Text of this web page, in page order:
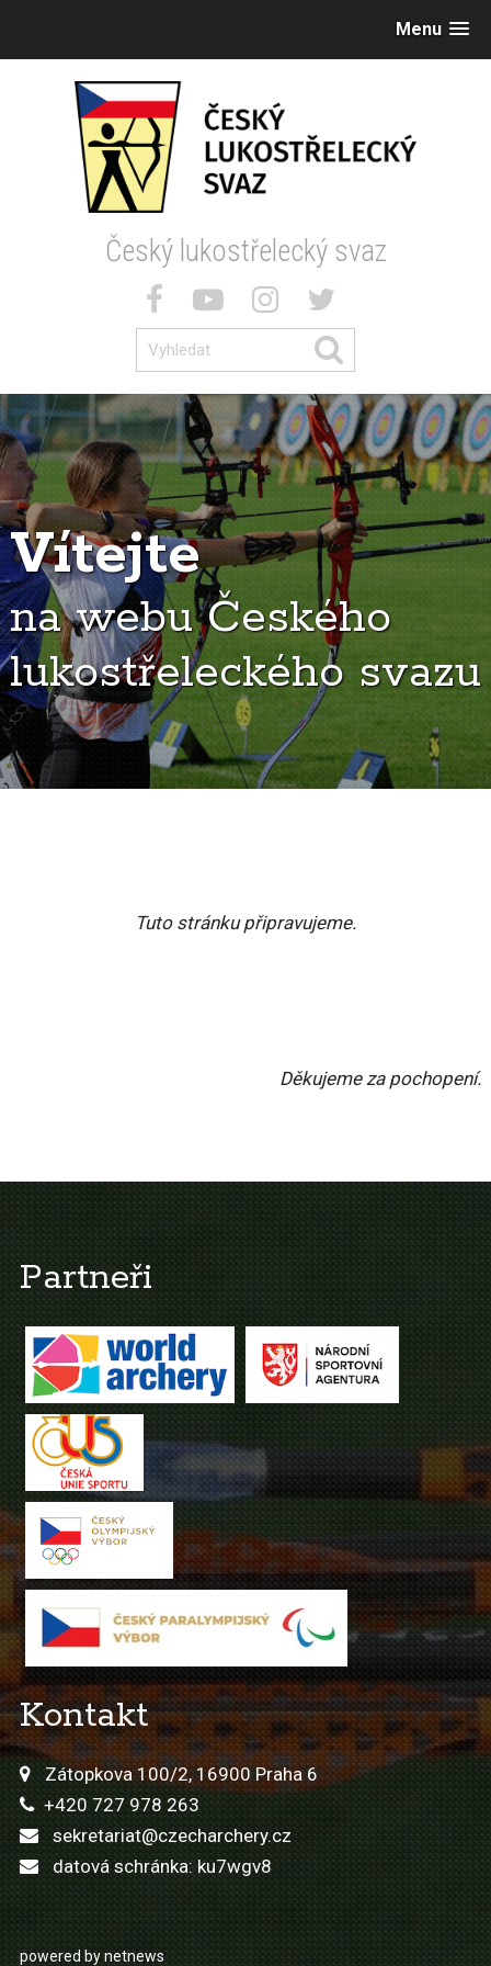
Menu
Český lukostřelecký svaz
Vítejte
na webu Českého
lukostřeleckého svazu
Tuto stránku připravujeme.
Děkujeme za pochopení.
Partneři
Kontakt
Zátopkova 100/2, 16900 Praha 6
+420 727 978 263
sekretariat@czecharchery.cz
datová schránka: ku7wgv8
powered by netnews